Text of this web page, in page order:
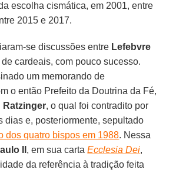
escolha cismática, em 2001, entre
2015 e 2017.
se discussões entre Lefebvre
cardeais, com pouco sucesso.
um memorando de
o então Prefeito da Doutrina da Fé,
Ratzinger, o qual foi contradito por
dias e, posteriormente, sepultado
dos quatro bispos em 1988. Nessa
II , em sua cartaEcclesia Dei,
da referência à tradição feita